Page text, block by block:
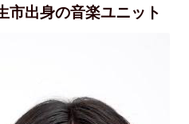
市出身の音楽ユニット